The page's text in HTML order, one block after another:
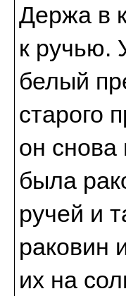
Держа в
к ручью.
белый
старого
он
была
ручей и
раковин
их на